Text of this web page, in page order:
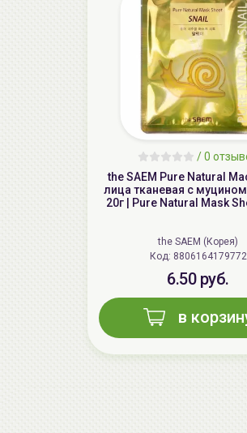
/0
the SAEM Pure Natural
лица тканевая с муцином
20г | Pure Natural Mask
the SAEM (Корея)
Код: 8806164179772
6.50 руб.
в